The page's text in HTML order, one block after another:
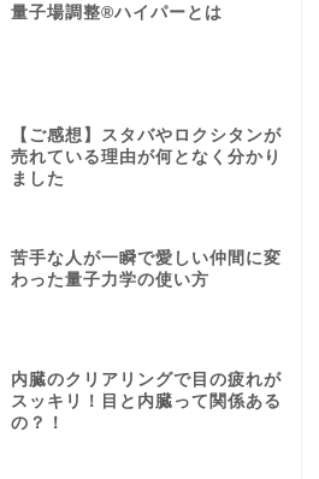
量子場調整®️ハイパーとは
【ご感想】スタバやロクシタンが
売れている理由が何となく分かり
ました
苦手な人が一瞬で愛しい仲間に変
わった量子力学の使い方
内臓のクリアリングで目の疲れが
スッキリ！目と内臓って関係ある
の？！